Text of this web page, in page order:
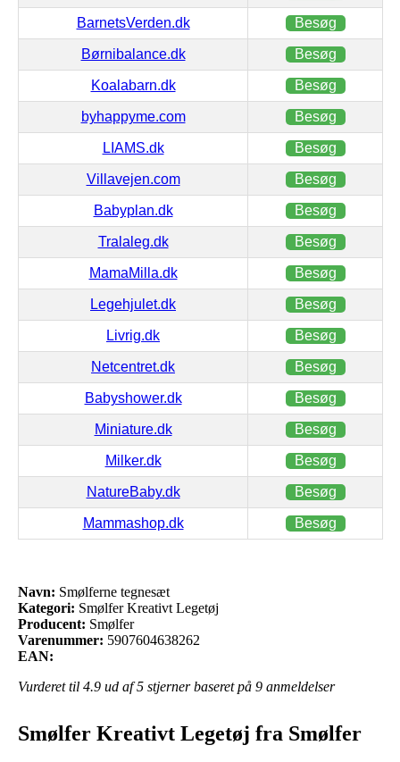
BarnetsVerden.dk Besøg
Børnibalance.dk Besøg
Koalabarn.dk Besøg
byhappyme.com Besøg
LIAMS.dk Besøg
Villavejen.com Besøg
Babyplan.dk Besøg
Tralaleg.dk Besøg
MamaMilla.dk Besøg
Legehjulet.dk Besøg
Livrig.dk Besøg
Netcentret.dk Besøg
Babyshower.dk Besøg
Miniature.dk Besøg
Milker.dk Besøg
NatureBaby.dk Besøg
Mammashop.dk Besøg
Navn: Smølferne tegnesæt
Kategori: Smølfer Kreativt Legetøj
Producent: Smølfer
Varenummer: 5907604638262
EAN:
Vurderet til 4.9 ud af 5 stjerner baseret på 9 anmeldelser
Smølfer Kreativt Legetøj fra Smølfer